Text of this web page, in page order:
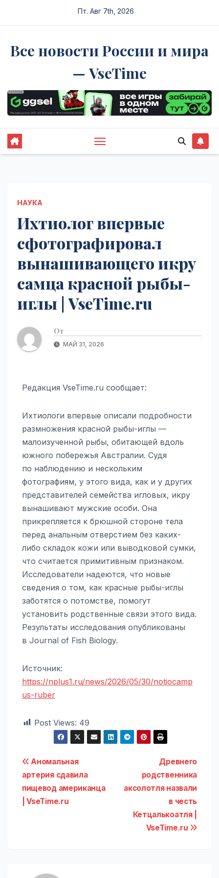
Пт. Авг 7th, 2026
Все новости России и мира
— VseTime
НАУКА
Ихтиолог впервые
сфотографировал
вынашивающего икру
самца красной рыбы-
иглы | VseTime.ru
От
МАЙ 31, 2026
Редакция VseTime.ru сообщает:
Ихтиологи впервые описали подробности
размножения красной рыбы-иглы —
малоизученной рыбы, обитающей вдоль
южного побережья Австралии. Судя
по наблюдению и нескольким
фотографиям, у этого вида, как и у других
представителей семейства игловых, икру
вынашивают мужские особи. Она
прикрепляется к брюшной стороне тела
перед анальным отверстием без каких-
либо складок кожи или выводковой сумки,
что считается примитивным признаком.
Исследователи надеются, что новые
сведения о том, как красные рыбы-иглы
заботятся о потомстве, помогут
установить родственные связи этого вида.
Результаты исследования опубликованы
в Journal of Fish Biology.
Источник:
https://nplus1.ru/news/2026/05/30/notiocamp
us-ruber
Post Views: 49
Навигация
по
записям
Древнего
родственника
аксолотля назвали
в честь
Кетцалькоатля |
VseTime.ru
Аномальная
артерия сдавила
пищевод американца
| VseTime.ru